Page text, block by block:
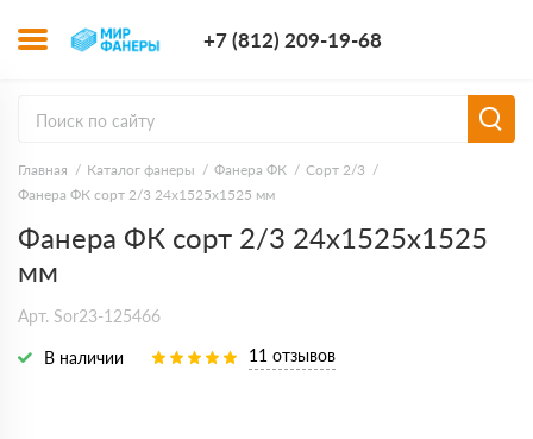
+7 (812) 209-19-68
Главная Каталог фанеры Фанера ФК
Сорт 2/3
Фанера ФК сорт 2/3 24х1525х1525 мм
Фанера ФК сорт 2/3 24х1525х1525
мм
Арт. Sor23-125466
В наличии 11 отзывов